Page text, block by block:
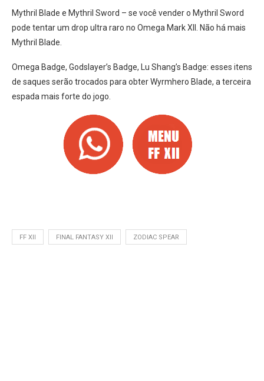
Mythril Blade e Mythril Sword – se você vender o Mythril Sword
pode tentar um drop ultra raro no Omega Mark XII. Não há mais
Mythril Blade.
Omega Badge, Godslayer’s Badge, Lu Shang’s Badge: esses itens
de saques serão trocados para obter Wyrmhero Blade, a terceira
espada mais forte do jogo.
FF XII FINAL FANTASY XII ZODIAC SPEAR